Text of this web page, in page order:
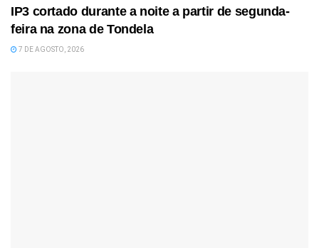
IP3 cortado durante a noite a partir de segunda-
feira na zona de Tondela
7 DE AGOSTO, 2026